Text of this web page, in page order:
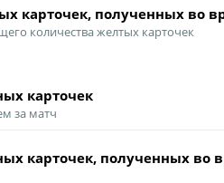
карточек, полученных во
количества желтых карточек
карточек
за матч
карточек, полученных во